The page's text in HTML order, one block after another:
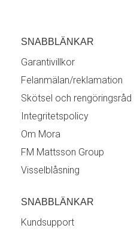
SNABBLÄNKAR
Garantivillkor
Felanmälan/reklamation
Skötsel och rengöringsråd
Integritetspolicy
Om Mora
FM Mattsson Group
Visselblåsning
SNABBLÄNKAR
Kundsupport